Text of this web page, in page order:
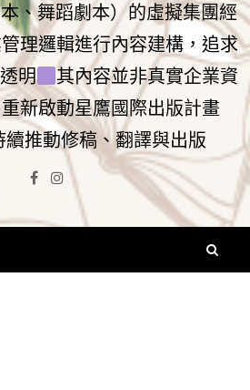
、舞蹈劇本）的虛擬集團經
理邏輯進行內容建構，追求
明
其內容並非真實企業資
新啟動星鷹國際出版計畫
續推動修稿、翻譯與出版
Facebook
Instagram